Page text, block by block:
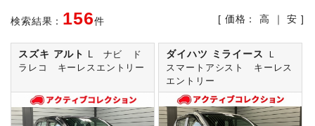
[ 価格：高 ｜安 ]
検索結果： 156件
スズキ アルト
L ナビ ド
ラレコ キーレスエントリー
ダイハツ ミライース
Ｌ
スマートアシスト キーレス
エントリー